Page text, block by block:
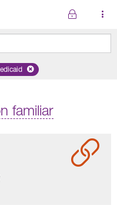
state 'Michigan'
Remove selected plan 'Medicaid'
familiar